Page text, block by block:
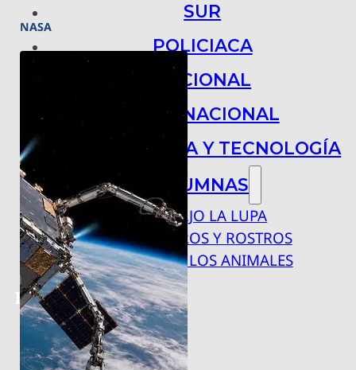
SUR
POLICIACA
NACIONAL
INTERNACIONAL
ARTE, CIENCIA Y TECNOLOGÍA
COLUMNAS
BAJO LA LUPA
RASTROS Y ROSTROS
VÍNCULOS ANIMALES
NASA